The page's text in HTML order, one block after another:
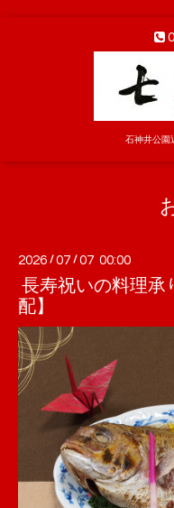
石神井公園
2026 /07 /07 00:00
長寿祝いの料理承
配】